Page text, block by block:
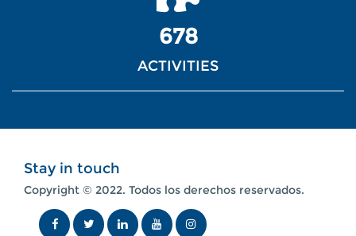
678
ACTIVITIES
Stay in touch
Copyright © 2022. Todos los derechos reservados.